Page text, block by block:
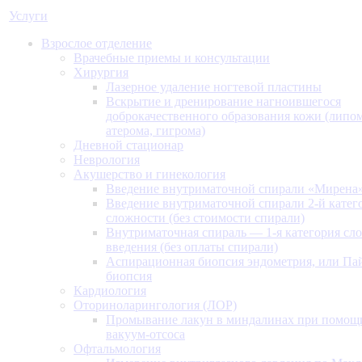
Услуги
Взрослое отделение
Врачебные приемы и консультации
Хирургия
Лазерное удаление ногтевой пластины
Вскрытие и дренирование нагноившегося
доброкачественного образования кожи
атерома, гигрома)
Дневной стационар
Неврология
Акушерство и гинекология
Введение внутриматочной спирали
Введение внутриматочной спирали 2-й
сложности (без стоимости спирали)
Внутриматочная спираль — 1-я категория
введения (без оплаты спирали)
Аспирационная биопсия эндометрия, или
биопсия
Кардиология
Оториноларингология (ЛОР)
Промывание лакун в миндалинах при
вакуум-отсоса
Офтальмология